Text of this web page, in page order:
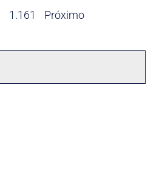
1.161 Próximo